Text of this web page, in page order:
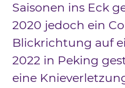
Saisonen ins Eck
2020 jedoch ein
Blickrichtung auf
2022 in Peking
eine